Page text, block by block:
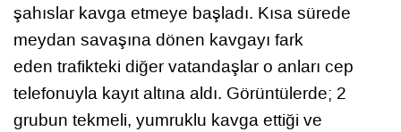
şahıslar kavga etmeye başladı. Kısa sürede
meydan savaşına dönen kavgayı fark
eden trafikteki diğer vatandaşlar o anları cep
telefonuyla kayıt altına aldı. Görüntülerde; 2
grubun tekmeli, yumruklu kavga ettiği ve